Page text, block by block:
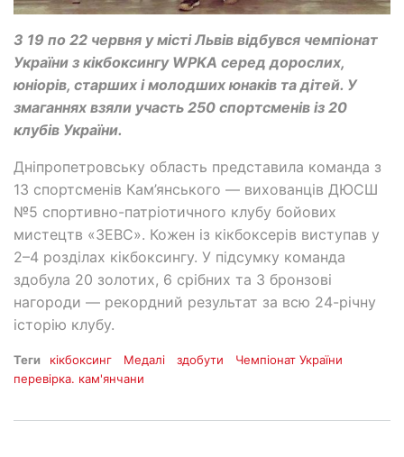
З 19 по 22 червня у місті Львів відбувся чемпіонат
України з кікбоксингу WPKA серед дорослих,
юніорів, старших і молодших юнаків та дітей. У
змаганнях взяли участь 250 спортсменів із 20
клубів України.
Дніпропетровську область представила команда з
13 спортсменів Кам’янського — вихованців ДЮСШ
№5 спортивно-патріотичного клубу бойових
мистецтв «ЗЕВС». Кожен із кікбоксерів виступав у
2–4 розділах кікбоксингу. У підсумку команда
здобула 20 золотих, 6 срібних та 3 бронзові
нагороди — рекордний результат за всю 24-річну
історію клубу.
Теги кікбоксинг Медалі здобути
Чемпіонат України
перевірка. кам'янчани